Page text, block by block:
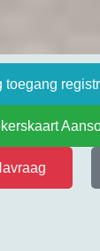
toegang